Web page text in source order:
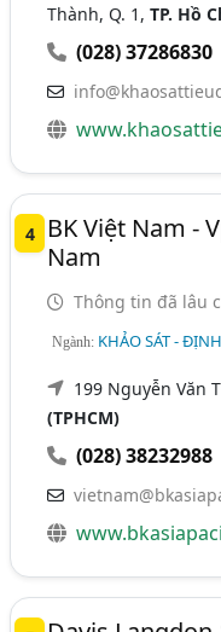
Thành, Q. 1,TP. Hồ
(028) 37286830
4
BK Việt Nam -
Nam
Thông tin đã lâu
Ngành: KHẢO SÁT -
199 Nguyễn Văn
(TPHCM)
(028) 38232988